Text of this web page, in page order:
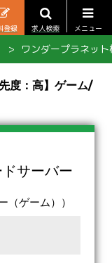
メニュー
求人検索
登録
ワンダープラネッ
度：高】ゲーム/
ドサーバー
（ゲーム））